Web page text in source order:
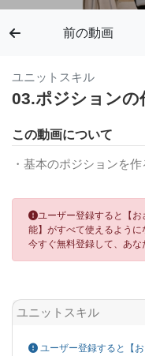
前の動画
ユニットスキル
03.ポジションの
この動画について
・基本のポジションを
ユーザー登録すると【
能】がすべて使えるように
今すぐ無料登録して、あな
ユニットスキル
ユーザー登録すると【